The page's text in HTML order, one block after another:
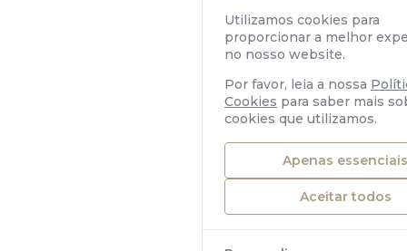
Utilizamos cookies para
proporcionar a melhor
no nosso website.
Por favor, leia a nossa
Cookies para saber mais
cookies que utilizamos.
Apenas
Aceitar todos